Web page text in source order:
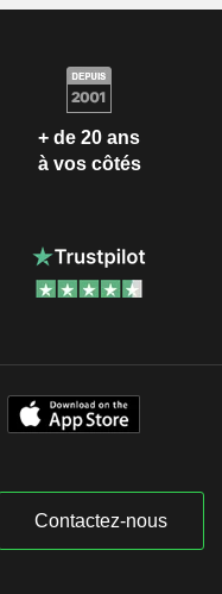
+ de 20 ans
à vos côtés
Contactez-nous